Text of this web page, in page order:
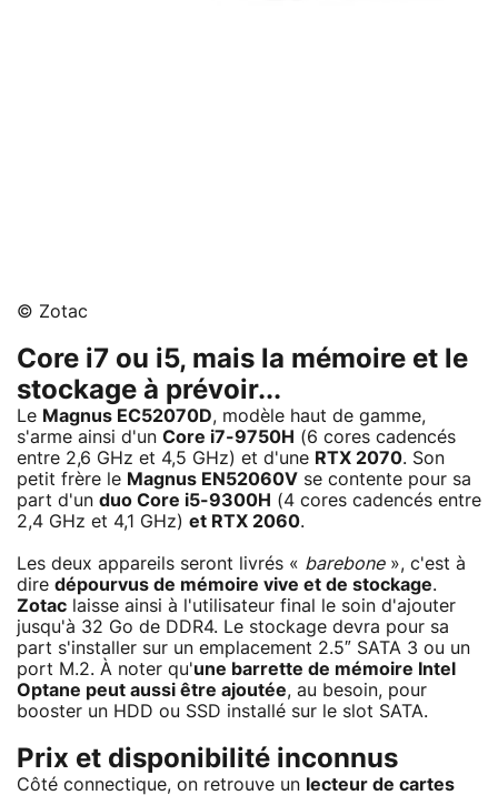
© Zotac
Core i7 ou i5, mais la mémoire et le
stockage à prévoir...
Le Magnus EC52070D, modèle haut de gamme,
s'arme ainsi d'un Core i7-9750H (6 cores cadencés
entre 2,6 GHz et 4,5 GHz) et d'une RTX 2070. Son
petit frère le Magnus EN52060V se contente pour sa
part d'un duo Core i5-9300H (4 cores cadencés entre
2,4 GHz et 4,1 GHz) et RTX 2060.
Les deux appareils seront livrés « barebone», c'est à
dire dépourvus de mémoire vive et de stockage.
Zotac laisse ainsi à l'utilisateur final le soin d'ajouter
jusqu'à 32 Go de DDR4. Le stockage devra pour sa
part s'installer sur un emplacement 2.5″ SATA 3 ou un
port M.2. À noter qu'une barrette de mémoire Intel
Optane peut aussi être ajoutée, au besoin, pour
booster un HDD ou SSD installé sur le slot SATA.
Prix et disponibilité inconnus
Côté connectique, on retrouve un lecteur de cartes